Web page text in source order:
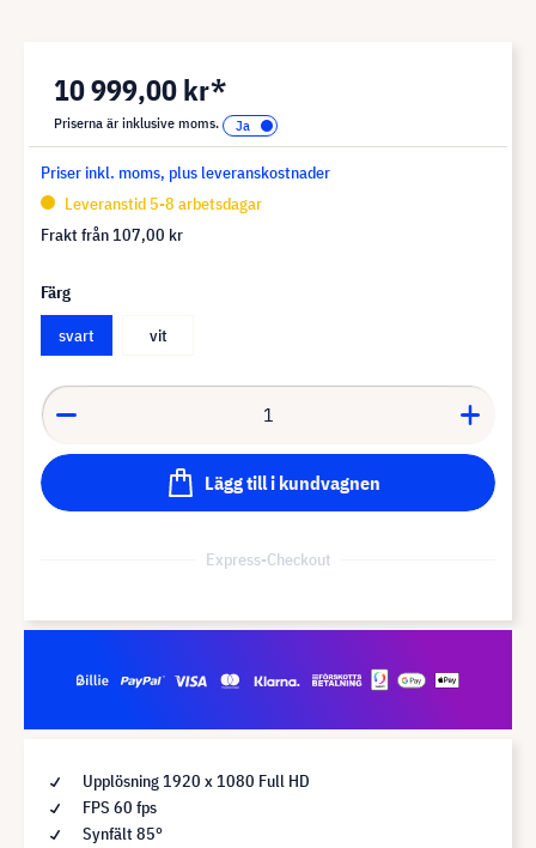
10 999,00 kr*
Priserna är inklusive moms.
Priser inkl. moms, plus leveranskostnader
Leveranstid 5-8 arbetsdagar
Frakt från 107,00 kr
Färg
svart
vit
Lägg till i kundvagnen
Express-Checkout
Upplösning 1920 x 1080 Full HD
FPS 60 fps
Synfält 85°